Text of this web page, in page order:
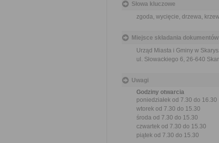
Słowa kluczowe
zgoda, wycięcie, drzewa,
Miejsce składania dokumentów
Urząd Miasta i Gminy w
ul. Słowackiego 6, 26-640
Uwagi
Godziny otwarcia
poniedziałek od 7.30 do 16.30
wtorek od 7.30 do 15.30
środa od 7.30 do 15.30
czwartek od 7.30 do 15.30
piątek od 7.30 do 15.30